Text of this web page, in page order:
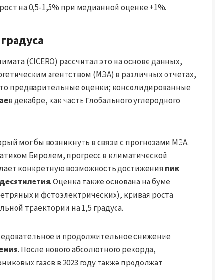
на 0,5-1,5% при медианной оценке +1%.
(CICERO) рассчитал это на основе данных,
агентством (МЭА) в различных отчетах,
предварительные оценки; консолидированные
в декабре, как часть Глобального углеродного
мог бы возникнуть в связи с прогнозами МЭА.
Биролем, прогресс в климатической
конкретную возможность достижения пик
. Оценка также основана на буме
и фотоэлектрических), кривая роста
траектории на 1,5 градуса.
и продолжительное снижение
. После нового абсолютного рекорда,
газов в 2023 году также продолжат